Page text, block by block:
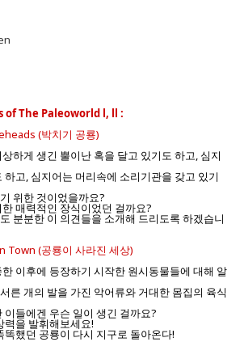
The Paleoworld l, ll :
(박치기 공룡)
하게 생긴 뿔이난 혹을 달고 있기도 하고, 심지
하고, 심지어는 머리속에 소리기관을 갖고 있기
위한 것이었을까요?
매력적인 장식이었던 걸까요?
분분한 이 의견들을 소개해 드리도록 하겠습니
Town (공룡이 사라진 세상)
이후에 등장하기 시작한 원시동물들에 대해 알
른 개의 발을 가진 악어류와 거대한 몸집의 육식
이들에겐 우슨 일이 생긴 걸까요?
력을 발휘해보세요!
똑했던 공룡이 다시 지구로 돌아온다!